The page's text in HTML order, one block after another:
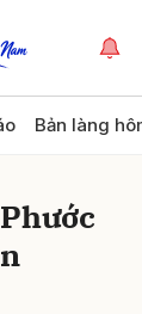
Bản làng